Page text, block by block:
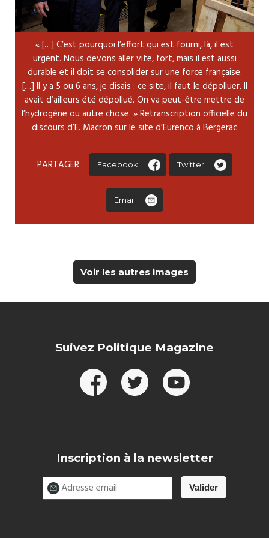
« […] C’est pourquoi l’effort qui est fourni, là, il est
urgent. Nous devons aller vite, fort, mais il est aussi
durable et il doit se consolider sur une force française.
[…] Il y a 5 ou 6 ans, je disais : ce site, il faut le dépolluer. Il
avait d’ailleurs été dépollué. On va peut-être mettre de
l’hydrogène ou autre chose. » Retranscription officielle du
discours d’E. Macron sur le site d’Eurenco à Bergerac
PARTAGER Facebook Twitter
Email
Voir les autres images
Suivez Politique Magazine
Inscription à la newsletter